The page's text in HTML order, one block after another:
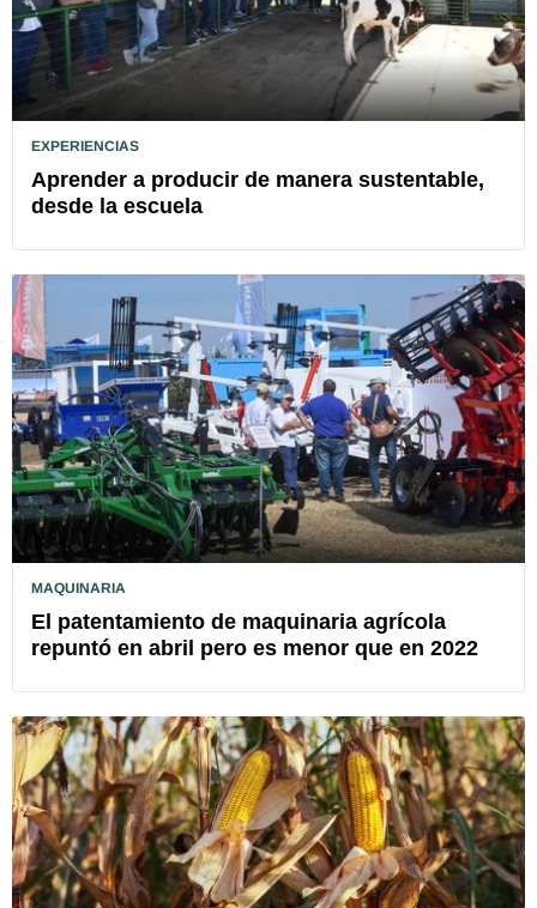
EXPERIENCIAS
Aprender a producir de manera sustentable,
desde la escuela
MAQUINARIA
El patentamiento de maquinaria agrícola
repuntó en abril pero es menor que en 2022